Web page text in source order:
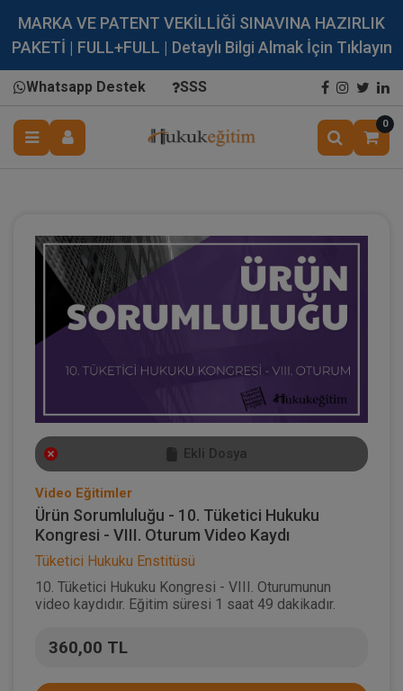
MARKA VE PATENT VEKİLLİĞİ SINAVINA HAZIRLIK
PAKETİ | FULL+FULL | Detaylı Bilgi Almak İçin Tıklayın
Whatsapp Destek SSS
0
Ekli Dosya
Video Eğitimler
Ürün Sorumluluğu - 10. Tüketici Hukuku
Kongresi - VIII. Oturum Video Kaydı
Tüketici Hukuku Enstitüsü
10. Tüketici Hukuku Kongresi - VIII. Oturumunun
video kaydıdır. Eğitim süresi 1 saat 49 dakikadır.
360,00 TL